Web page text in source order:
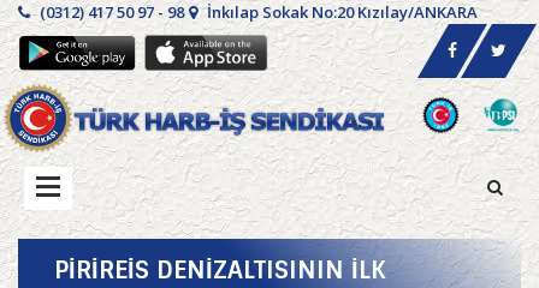
(0312) 417 50 97 - 98 İnkılap Sokak No:20 Kızılay/ANKARA
PİRİREİS DENİZALTISININ İLK